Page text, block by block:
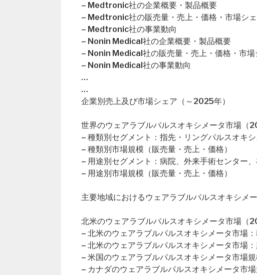
– Medtronic社の企業概要・製品概要
– Medtronic社の販売量・売上・価格・市場シ
– Medtronic社の事業動向
– Nonin Medical社の企業概要・製品概要
– Nonin Medical社の販売量・売上・価格・市場
– Nonin Medical社の事業動向
…
…
企業別売上及び市場シェア（～2025年）
世界のウェアラブルパルスオキシメータ市場（
– 種類別セグメント：指先・リングパルスオキ
– 種類別市場規模（販売量・売上・価格）
– 用途別セグメント：病院、外来手術センター
– 用途別市場規模（販売量・売上・価格）
主要地域におけるウェアラブルパルスオキシメ
北米のウェアラブルパルスオキシメータ市場（
– 北米のウェアラブルパルスオキシメータ市場：
– 北米のウェアラブルパルスオキシメータ市場：
– 米国のウェアラブルパルスオキシメータ市場
– カナダのウェアラブルパルスオキシメータ市